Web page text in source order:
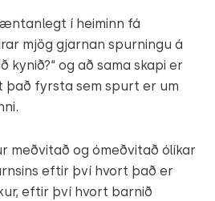
í heiminn fá
mjög gjarnan spurningu á
kynið?“ og að sama skapi er
það fyrsta sem spurt er um
meðvitað og ómeðvitað ólíkar
eftir því hvort það er
eftir því hvort barnið